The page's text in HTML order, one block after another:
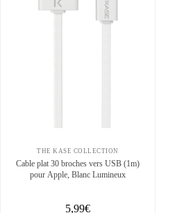
THE KASE COLLECTION
Cable plat 30 broches vers USB (1m)
pour Apple, Blanc Lumineux
5,99€